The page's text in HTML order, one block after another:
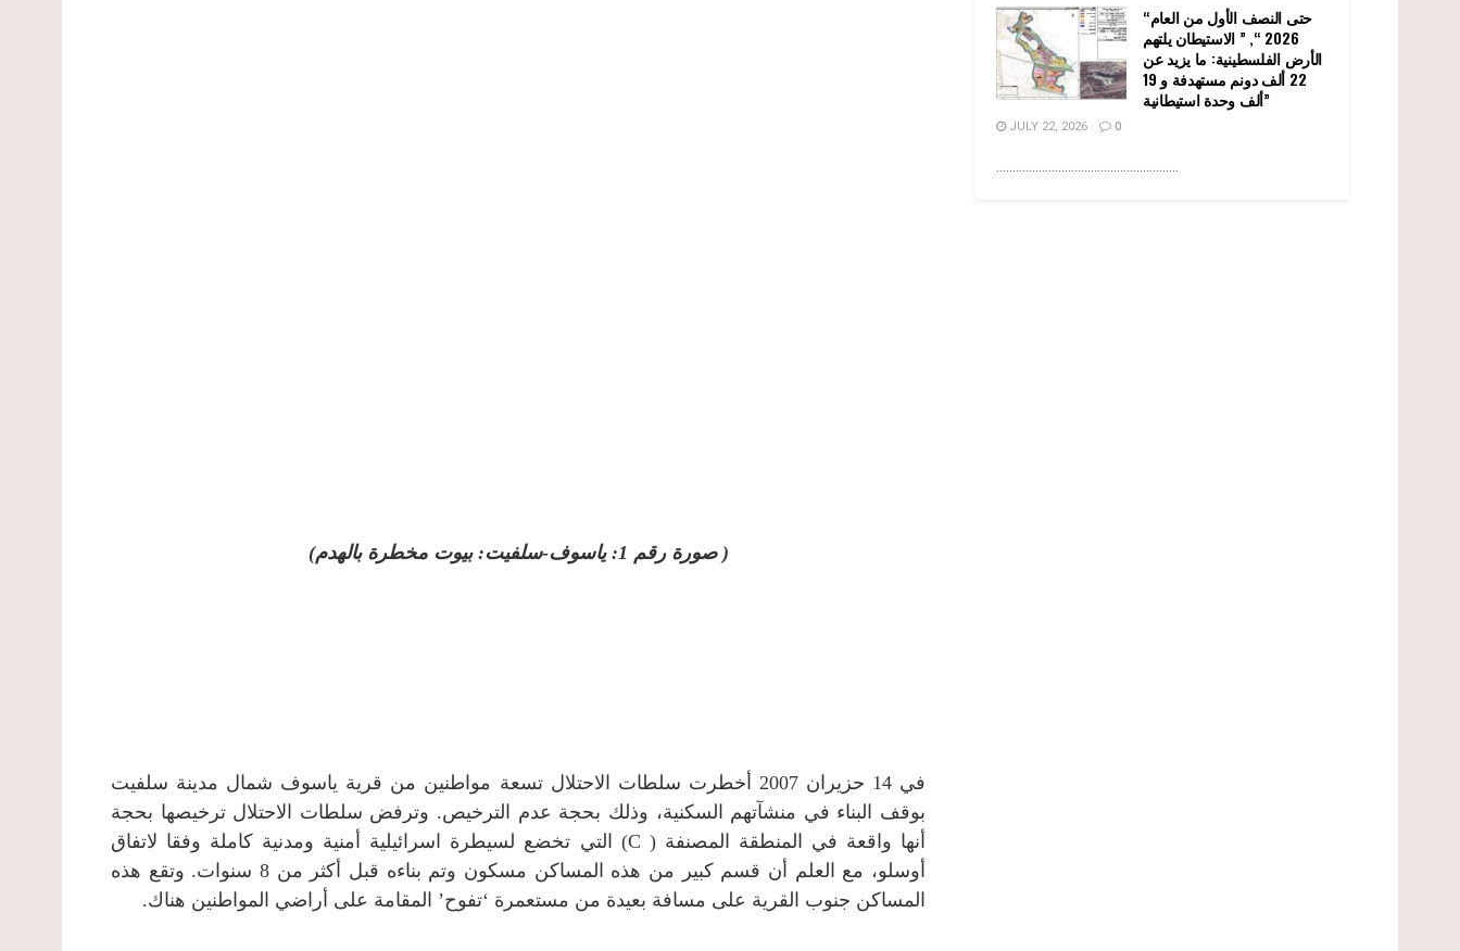
( صورة رقم 1: ياسوف-سلفيت: بيوت مخطرة بالهدم)
في 14 حزيران 2007 أخطرت سلطات الاحتلال تسعة مواطنين من قرية ياسوف شمال مدينة سلفيت
بوقف البناء في منشآتهم السكنية، وذلك بحجة عدم الترخيص. وترفض سلطات الاحتلال ترخيصها بحجة
أنها واقعة في المنطقة المصنفة ( C) التي تخضع لسيطرة اسرائيلية أمنية ومدنية كاملة وفقا لاتفاق
أوسلو، مع العلم أن قسم كبير من هذه المساكن مسكون وتم بناءه قبل أكثر من 8 سنوات. وتقع هذه
المساكن جنوب القرية على مسافة بعيدة من مستعمرة ‘تفوح’ المقامة على أراضي المواطنين هناك.
“حتى النصف الأول من العام
2026 “, ” الاستيطان يلتهم
الأرض الفلسطينية: ما يزيد عن
22 ألف دونم مستهدفة و 19
ألف وحدة استيطانية”
JULY 22, 2026 0
........................................................